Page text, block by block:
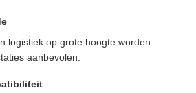
logistiek op grote hoogte worden
aanbevolen.